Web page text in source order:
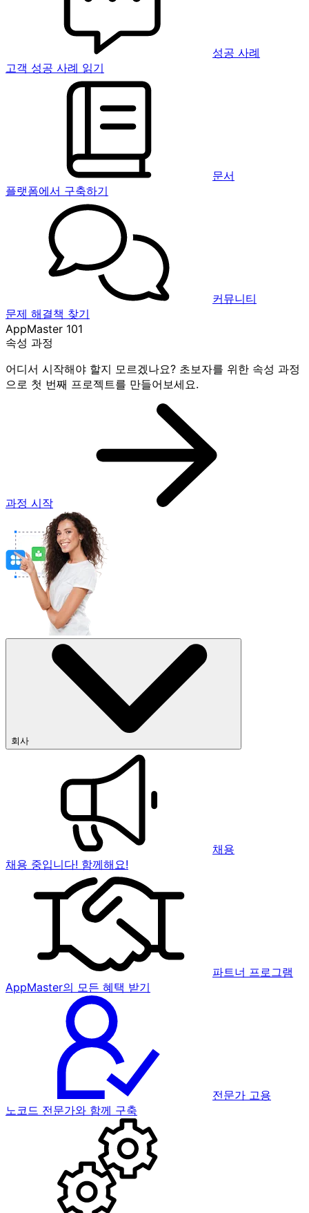
성공 사례
고객 성공 사례 읽기
문서
플랫폼에서 구축하기
커뮤니티
문제 해결책 찾기
AppMaster 101
속성 과정
어디서 시작해야 할지 모르겠나요? 초보자를 위한 속성 과정
으로 첫 번째 프로젝트를 만들어보세요.
과정 시작
회사
채용
채용 중입니다! 함께해요!
파트너 프로그램
AppMaster의 모든 혜택 받기
전문가 고용
노코드 전문가와 함께 구축